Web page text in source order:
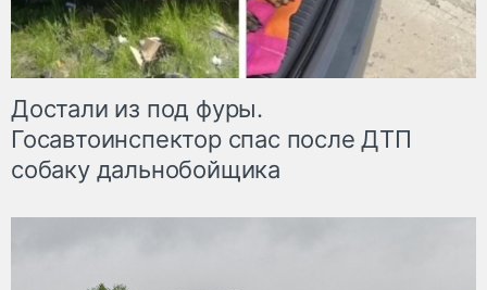
Достали из под фуры.
Госавтоинспектор спас после ДТП
собаку дальнобойщика